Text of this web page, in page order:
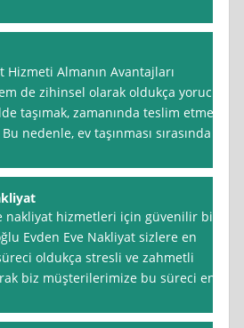
Hizmeti Almanın Avantajları
de zihinsel olarak oldukça yorucu
taşımak, zamanında teslim etmek
nedenle, ev taşınması sırasında
nakliyat hizmetleri için güvenilir bir
Evden Eve Nakliyat sizlere en
oldukça stresli ve zahmetli
biz müşterilerimize bu süreci en